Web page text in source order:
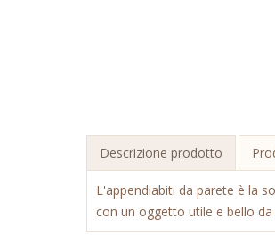
Descrizione prodotto
L'appendiabiti da parete è la
con un oggetto utile e bello da